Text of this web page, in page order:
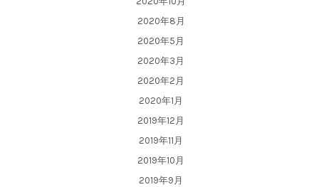
2020年8月
2020年5月
2020年3月
2020年2月
2020年1月
2019年12月
2019年11月
2019年10月
2019年9月